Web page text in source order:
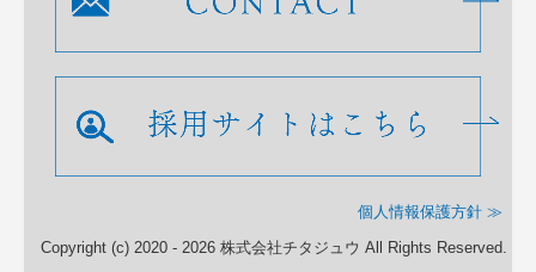
個人情報保護方針 ≫
Copyright (c) 2020 - 2026 株式会社チタジュウ All Rights Reserved.